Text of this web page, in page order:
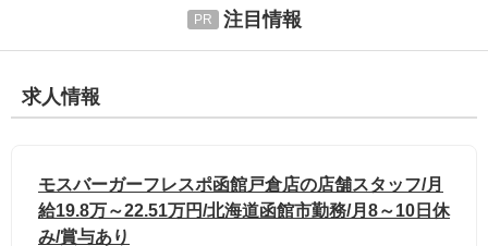
注目情報
求人情報
モスバーガーフレスポ函館戸倉店の店舗スタッフ/月
給19.8万～22.51万円/北海道函館市勤務/月8～10日休
み/賞与あり